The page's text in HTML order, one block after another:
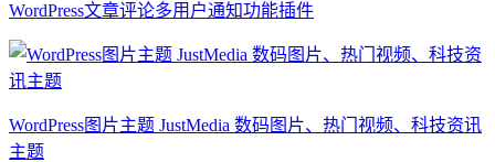
WordPress文章评论多用户通知功能插件
WordPress图片主题 JustMedia 数码图片、热门视频、科技资讯
主题